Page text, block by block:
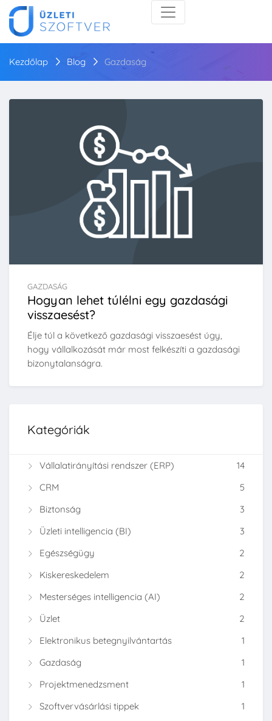
Kezdőlap Blog Gazdaság
GAZDASÁG
Hogyan lehet túlélni egy gazdasági
visszaesést?
Élje túl a következő gazdasági visszaesést úgy,
hogy vállalkozását már most felkészíti a gazdasági
bizonytalanságra.
Kategóriák
Vállalatirányítási rendszer (ERP)
14
CRM
5
Biztonság
3
Üzleti intelligencia (BI)
3
Egészségügy
2
Kiskereskedelem
2
Mesterséges intelligencia (AI)
2
Üzlet
2
Elektronikus betegnyilvántartás
1
Gazdaság
1
Projektmenedzsment
1
Szoftvervásárlási tippek
1